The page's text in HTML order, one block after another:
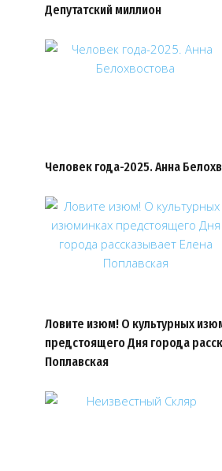
Депутатский миллион
Человек года-2025. Анна
Ловите изюм! О культурных
предстоящего Дня города
Поплавская